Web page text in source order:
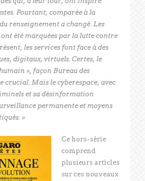
Pourtant, comparée à la
renseignement a changé. Les
été marquées par la lutte contre
les services font face à des
digitaux, virtuels. Certes, le
», façon Bureau des
crucial. Mais le cyberespace, avec
et sa désinformation
permanente et moyens
»
Ce hors-série
comprend
plusieurs articles
sur ces nouveaux